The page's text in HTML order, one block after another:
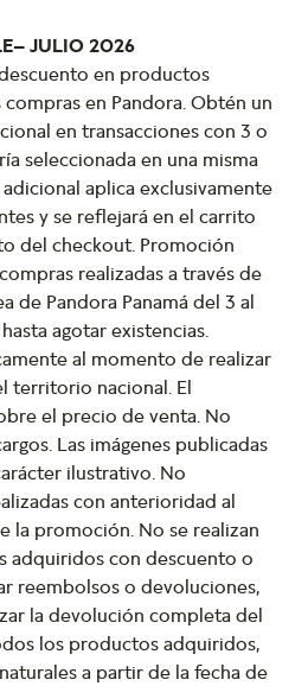
JULIO 2026
en productos
en Pandora. Obtén un
en transacciones con 3 o
seleccionada en una misma
aplica exclusivamente
y se reflejará en el carrito
del checkout. Promoción
realizadas a través de
de Pandora Panamá del 3 al
agotar existencias.
al momento de realizar
territorio nacional. El
el precio de venta. No
Las imágenes publicadas
ilustrativo. No
con anterioridad al
la promoción. No se realizan
adquiridos con descuento o
reembolsos o devoluciones,
la devolución completa del
los productos adquiridos,
a partir de la fecha de